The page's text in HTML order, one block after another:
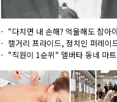
"다치면 내 손해? 억울해도 참아
캘거리 프라이드, 정치인 퍼레이
"직원이 1순위" 앨버타 동네 마